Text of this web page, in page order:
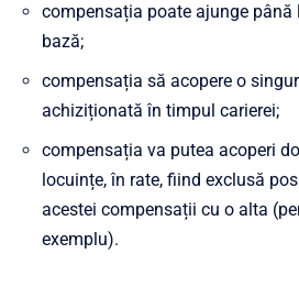
compensația poate ajunge până
bază;
compensația să acopere o
achiziționată în timpul carierei;
compensația va putea acoperi
locuințe, în rate, fiind exclusă
acestei compensații cu o alta
exemplu).